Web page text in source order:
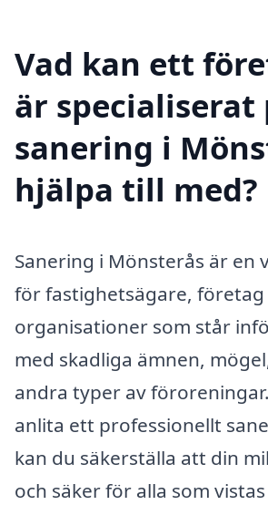
Vad kan ett
är specialiserat
sanering i
hjälpa till med?
Sanering i Mönsterås är en
för fastighetsägare, företag
organisationer som står
med skadliga ämnen,
andra typer av
anlita ett professionellt
kan du säkerställa att din
och säker för alla som vistas